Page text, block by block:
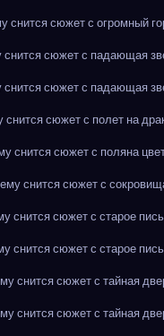
снится сюжет с огромный
снится сюжет с падающая
снится сюжет с падающая
снится сюжет с полет на
снится сюжет с поляна
снится сюжет с
снится сюжет с старое
снится сюжет с старое
снится сюжет с тайная
снится сюжет с тайная